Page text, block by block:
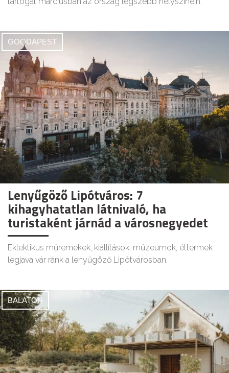
GOODAPEST
Lenyűgöző Lipótváros: 7
kihagyhatatlan látnivaló, ha
turistaként járnád a városnegyedet
Eklektikus műremekek, kiállítások, múzeumok, éttermek
legjava vár ránk a lenyűgöző Lipótvárosban.
BALATON